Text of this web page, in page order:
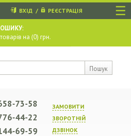
☰
Пошук
ВХІД / РЕЄСТРАЦІЯ
на (0) грн.
ЗАМОВИТИ
ЗВОРОТНIЙ
ДЗВIНОК
73-58
44-22
69-59